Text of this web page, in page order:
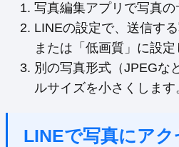
写真編集アプリで写真の
LINEの設定で、送信す
または「低画質」に設定
別の写真形式（JPEGな
ルサイズを小さくします
LINEで写真にア